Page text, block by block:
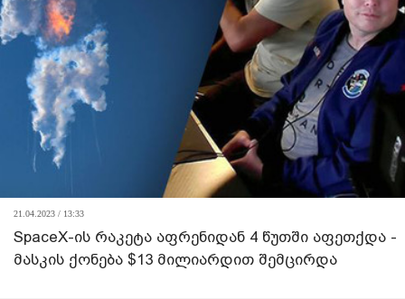
21.04.2023 / 13:33
SpaceX-ის რაკეტა აფრენიდან 4 წუთში აფეთქდა -
მასკის ქონება $13 მილიარდით შემცირდა